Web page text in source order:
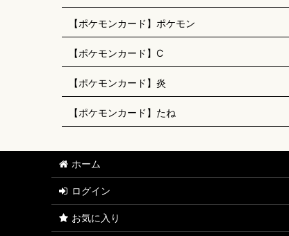
【ポケモンカード】ポケモン
【ポケモンカード】C
【ポケモンカード】炎
【ポケモンカード】たね
ホーム
ログイン
お気に入り